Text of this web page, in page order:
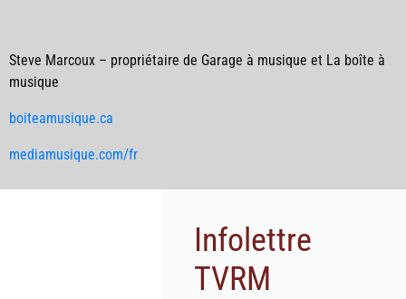
Steve Marcoux – propriétaire de Garage à musique et La boîte à
musique
boiteamusique.ca
mediamusique.com/fr
Infolettre
TVRM